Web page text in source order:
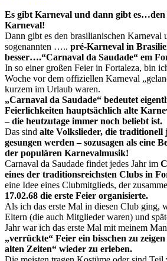
Es gibt Karneval und dann gibt es…den
Karneval!
Dann gibt es den brasilianischen Karneval
sogenannten ….. pré-Karneval in
besser….“Carnaval da Saudade“ em
In so einer großen Feier in Fortaleza, bin
Woche vor dem offiziellen Karneval
kurzem im Urlaub waren.
„Carnaval da Saudade“ bedeutet
Feierlichkeiten hauptsächlich alte
– die heutzutage immer noch beliebt ist.
Das sind alte Volkslieder, die traditionell
gesungen werden – sozusagen als eine
der populären Karnevalmusik!
Carnaval da Saudade findet jedes Jahr im
eines der traditionsreichsten Clubs in
eine Idee eines Clubmitglieds, der
17.02.68 die erste Feier organisierte.
Als ich das erste Mal in diesen Club ging,
Eltern (die auch Mitglieder waren) und
Jahr war ich das erste Mal mit meinem
„verrückte“ Feier ein bisschen zu
alten Zeiten“ wieder zu erleben.